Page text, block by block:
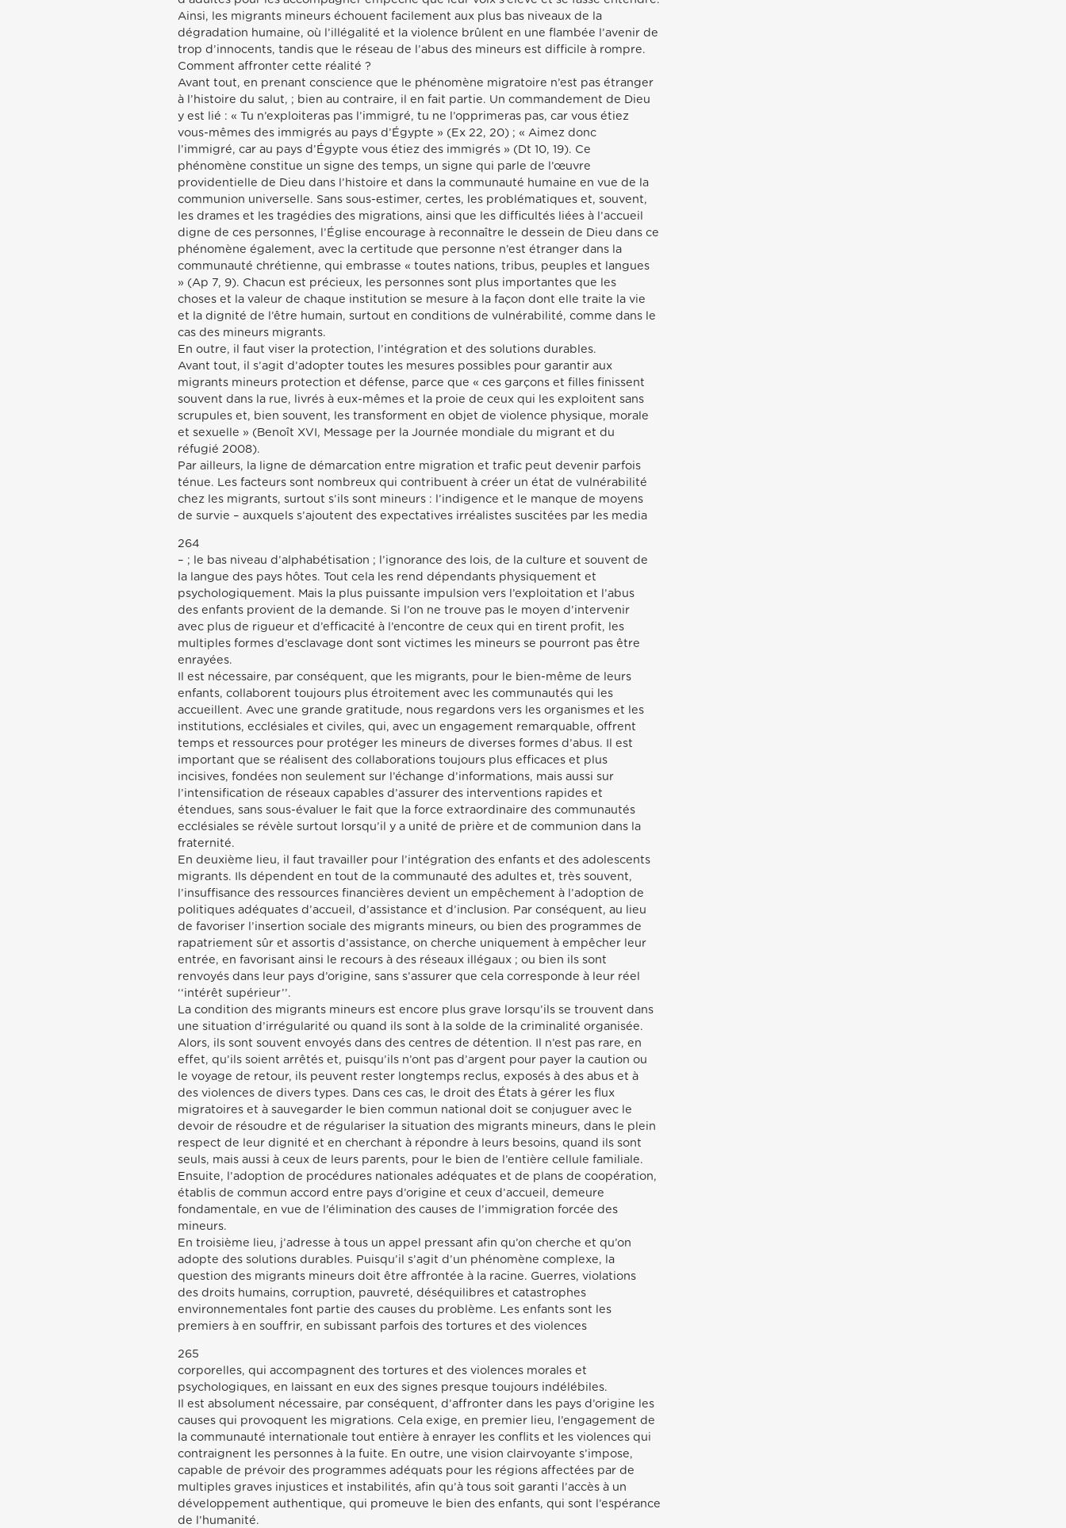
Ainsi, les migrants mineurs échouent facilement aux plus bas niveaux de la
dégradation humaine, où l’illégalité et la violence brûlent en une flambée l’avenir de
trop d’innocents, tandis que le réseau de l’abus des mineurs est difficile à rompre.
Comment affronter cette réalité ?
Avant tout, en prenant conscience que le phénomène migratoire n’est pas étranger
à l’histoire du salut, ; bien au contraire, il en fait partie. Un commandement de Dieu
y est lié : « Tu n’exploiteras pas l’immigré, tu ne l’opprimeras pas, car vous étiez
vous-mêmes des immigrés au pays d’Égypte » (Ex 22, 20) ; « Aimez donc
l’immigré, car au pays d’Égypte vous étiez des immigrés » (Dt 10, 19). Ce
phénomène constitue un signe des temps, un signe qui parle de l’œuvre
providentielle de Dieu dans l’histoire et dans la communauté humaine en vue de la
communion universelle. Sans sous-estimer, certes, les problématiques et, souvent,
les drames et les tragédies des migrations, ainsi que les difficultés liées à l’accueil
digne de ces personnes, l’Église encourage à reconnaître le dessein de Dieu dans ce
phénomène également, avec la certitude que personne n’est étranger dans la
communauté chrétienne, qui embrasse « toutes nations, tribus, peuples et langues
» (Ap 7, 9). Chacun est précieux, les personnes sont plus importantes que les
choses et la valeur de chaque institution se mesure à la façon dont elle traite la vie
et la dignité de l’être humain, surtout en conditions de vulnérabilité, comme dans le
cas des mineurs migrants.
En outre, il faut viser la protection, l’intégration et des solutions durables.
Avant tout, il s’agit d’adopter toutes les mesures possibles pour garantir aux
migrants mineurs protection et défense, parce que « ces garçons et filles finissent
souvent dans la rue, livrés à eux-mêmes et la proie de ceux qui les exploitent sans
scrupules et, bien souvent, les transforment en objet de violence physique, morale
et sexuelle » (Benoît XVI, Message per la Journée mondiale du migrant et du
réfugié 2008).
Par ailleurs, la ligne de démarcation entre migration et trafic peut devenir parfois
ténue. Les facteurs sont nombreux qui contribuent à créer un état de vulnérabilité
chez les migrants, surtout s’ils sont mineurs : l’indigence et le manque de moyens
de survie – auxquels s’ajoutent des expectatives irréalistes suscitées par les media
264
– ; le bas niveau d’alphabétisation ; l’ignorance des lois, de la culture et souvent de
la langue des pays hôtes. Tout cela les rend dépendants physiquement et
psychologiquement. Mais la plus puissante impulsion vers l’exploitation et l’abus
des enfants provient de la demande. Si l’on ne trouve pas le moyen d’intervenir
avec plus de rigueur et d’efficacité à l’encontre de ceux qui en tirent profit, les
multiples formes d’esclavage dont sont victimes les mineurs se pourront pas être
enrayées.
Il est nécessaire, par conséquent, que les migrants, pour le bien-même de leurs
enfants, collaborent toujours plus étroitement avec les communautés qui les
accueillent. Avec une grande gratitude, nous regardons vers les organismes et les
institutions, ecclésiales et civiles, qui, avec un engagement remarquable, offrent
temps et ressources pour protéger les mineurs de diverses formes d’abus. Il est
important que se réalisent des collaborations toujours plus efficaces et plus
incisives, fondées non seulement sur l’échange d’informations, mais aussi sur
l’intensification de réseaux capables d’assurer des interventions rapides et
étendues, sans sous-évaluer le fait que la force extraordinaire des communautés
ecclésiales se révèle surtout lorsqu’il y a unité de prière et de communion dans la
fraternité.
En deuxième lieu, il faut travailler pour l’intégration des enfants et des adolescents
migrants. Ils dépendent en tout de la communauté des adultes et, très souvent,
l’insuffisance des ressources financières devient un empêchement à l’adoption de
politiques adéquates d’accueil, d’assistance et d’inclusion. Par conséquent, au lieu
de favoriser l’insertion sociale des migrants mineurs, ou bien des programmes de
rapatriement sûr et assortis d’assistance, on cherche uniquement à empêcher leur
entrée, en favorisant ainsi le recours à des réseaux illégaux ; ou bien ils sont
renvoyés dans leur pays d’origine, sans s’assurer que cela corresponde à leur réel
‘‘intérêt supérieur’’.
La condition des migrants mineurs est encore plus grave lorsqu’ils se trouvent dans
une situation d’irrégularité ou quand ils sont à la solde de la criminalité organisée.
Alors, ils sont souvent envoyés dans des centres de détention. Il n’est pas rare, en
effet, qu’ils soient arrêtés et, puisqu’ils n’ont pas d’argent pour payer la caution ou
le voyage de retour, ils peuvent rester longtemps reclus, exposés à des abus et à
des violences de divers types. Dans ces cas, le droit des États à gérer les flux
migratoires et à sauvegarder le bien commun national doit se conjuguer avec le
devoir de résoudre et de régulariser la situation des migrants mineurs, dans le plein
respect de leur dignité et en cherchant à répondre à leurs besoins, quand ils sont
seuls, mais aussi à ceux de leurs parents, pour le bien de l’entière cellule familiale.
Ensuite, l’adoption de procédures nationales adéquates et de plans de coopération,
établis de commun accord entre pays d’origine et ceux d’accueil, demeure
fondamentale, en vue de l’élimination des causes de l’immigration forcée des
mineurs.
En troisième lieu, j’adresse à tous un appel pressant afin qu’on cherche et qu’on
adopte des solutions durables. Puisqu’il s’agit d’un phénomène complexe, la
question des migrants mineurs doit être affrontée à la racine. Guerres, violations
des droits humains, corruption, pauvreté, déséquilibres et catastrophes
environnementales font partie des causes du problème. Les enfants sont les
premiers à en souffrir, en subissant parfois des tortures et des violences
265
corporelles, qui accompagnent des tortures et des violences morales et
psychologiques, en laissant en eux des signes presque toujours indélébiles.
Il est absolument nécessaire, par conséquent, d’affronter dans les pays d’origine les
causes qui provoquent les migrations. Cela exige, en premier lieu, l’engagement de
la communauté internationale tout entière à enrayer les conflits et les violences qui
contraignent les personnes à la fuite. En outre, une vision clairvoyante s’impose,
capable de prévoir des programmes adéquats pour les régions affectées par de
multiples graves injustices et instabilités, afin qu’à tous soit garanti l’accès à un
développement authentique, qui promeuve le bien des enfants, qui sont l’espérance
de l’humanité.